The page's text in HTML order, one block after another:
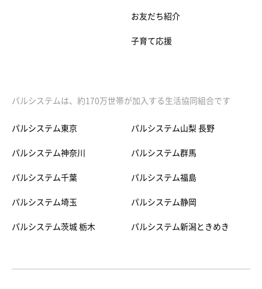
お友だち紹介
子育て応援
パルシステムは、約170万世帯が加入する生活協同組合です
パルシステム東京
パルシステム神奈川
パルシステム千葉
パルシステム埼玉
パルシステム茨城 栃木
パルシステム山梨 長野
パルシステム群馬
パルシステム福島
パルシステム静岡
パルシステム新潟ときめき